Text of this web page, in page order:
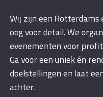
Wij zijn een
oog voor detail. We
evenementen voor
Ga voor een uniek én
doelstellingen en laat
achter.